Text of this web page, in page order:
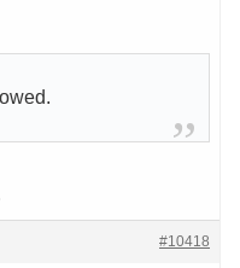
#10418